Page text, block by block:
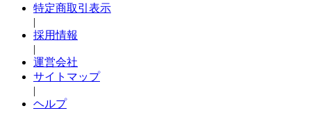
特定商取引表示
|
採用情報
|
運営会社
サイトマップ
|
ヘルプ